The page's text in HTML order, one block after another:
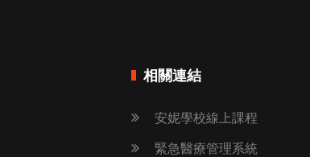
相關連結
安妮學校線上課程
緊急醫療管理系統